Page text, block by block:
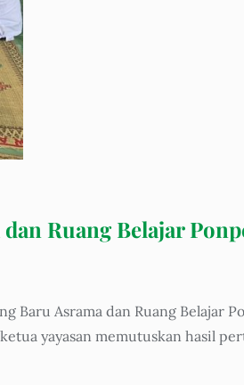
Ruang Belajar
Baru Asrama dan Ruang Belajar
yayasan memutuskan hasil